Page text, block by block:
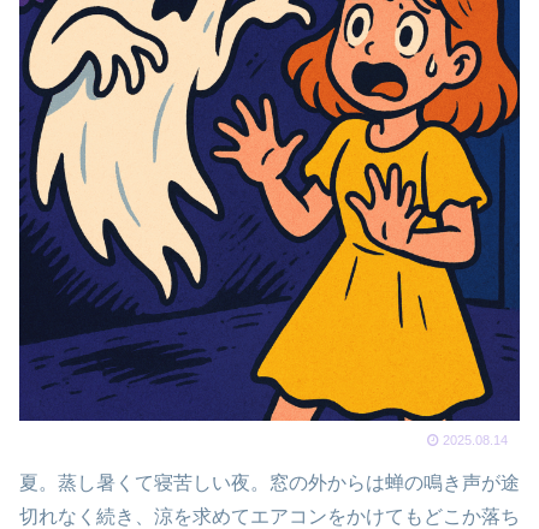
2025.08.14
夏。蒸し暑くて寝苦しい夜。窓の外からは蝉の鳴き声が途
切れなく続き、涼を求めてエアコンをかけてもどこか落ち